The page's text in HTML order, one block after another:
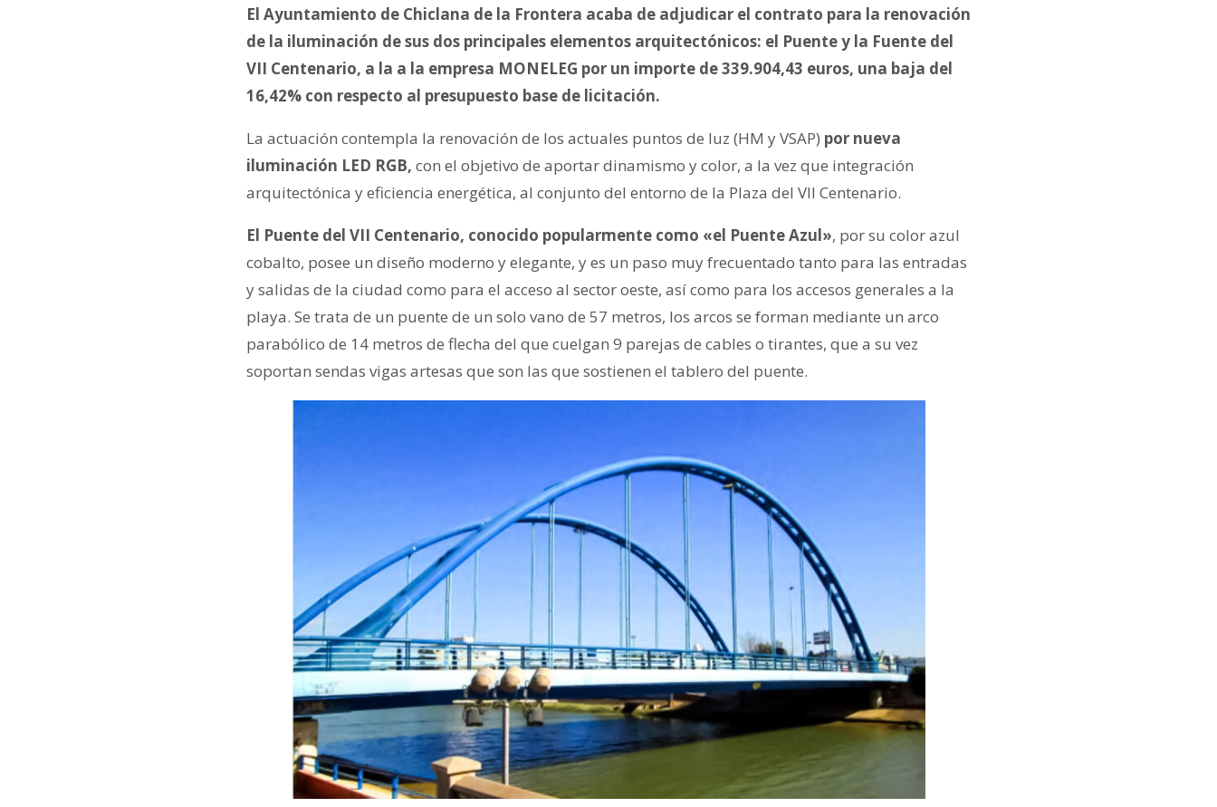
El Ayuntamiento de Chiclana de la Frontera acaba de adjudicar el contrato para la renovación
de la iluminación de sus dos principales elementos arquitectónicos: el Puente y la Fuente del
VII Centenario, a la a la empresa MONELEG por un importe de 339.904,43 euros, una baja del
16,42% con respecto al presupuesto base de licitación.
La actuación contempla la renovación de los actuales puntos de luz (HM y VSAP) por nueva
iluminación LED RGB, con el objetivo de aportar dinamismo y color, a la vez que integración
arquitectónica y eficiencia energética, al conjunto del entorno de la Plaza del VII Centenario.
El Puente del VII Centenario, conocido popularmente como «el Puente Azul», por su color azul
cobalto, posee un diseño moderno y elegante, y es un paso muy frecuentado tanto para las entradas
y salidas de la ciudad como para el acceso al sector oeste, así como para los accesos generales a la
playa. Se trata de un puente de un solo vano de 57 metros, los arcos se forman mediante un arco
parabólico de 14 metros de flecha del que cuelgan 9 parejas de cables o tirantes, que a su vez
soportan sendas vigas artesas que son las que sostienen el tablero del puente.